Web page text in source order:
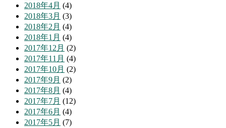
2018年4月 (4)
2018年3月 (3)
2018年2月 (4)
2018年1月 (4)
2017年12月 (2)
2017年11月 (4)
2017年10月 (2)
2017年9月 (2)
2017年8月 (4)
2017年7月 (12)
2017年6月 (4)
2017年5月 (7)